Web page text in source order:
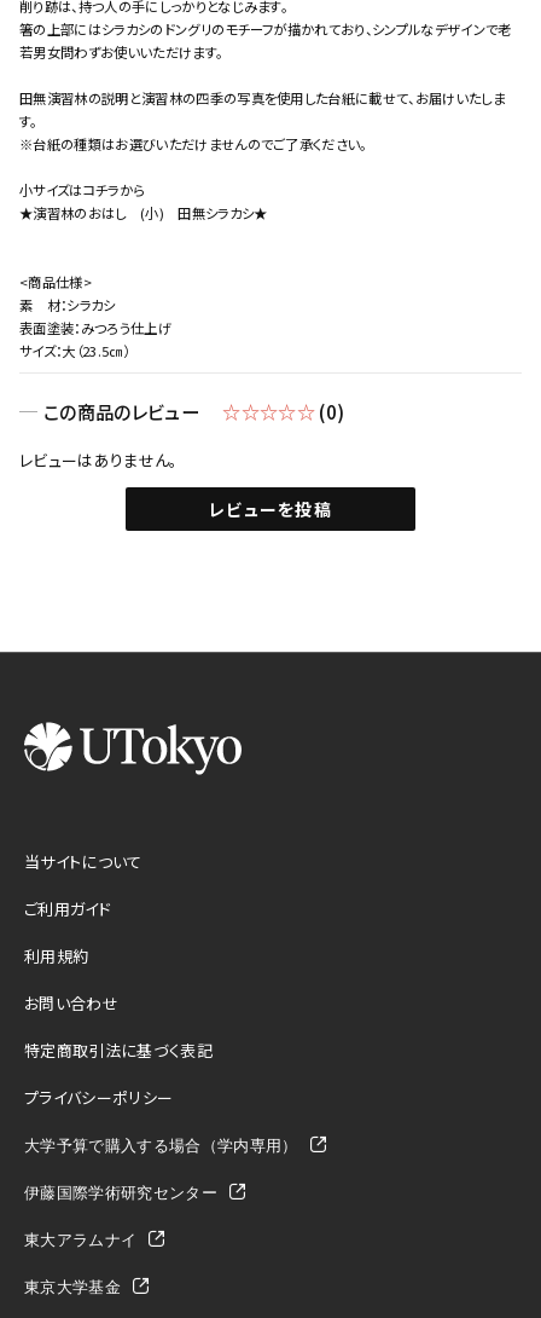
カートに追加しました。
削り跡は、持つ人の手にしっかりとなじみます。
箸の上部にはシラカシのドングリのモチーフが描かれており、シンプルなデザインで老
若男女問わずお使いいただけます。
田無演習林の説明と演習林の四季の写真を使用した台紙に載せて、お届けいたしま
す。
※台紙の種類はお選びいただけませんのでご了承ください。
小サイズはコチラから
★演習林のおはし (小) 田無シラカシ★
<商品仕様>
素 材：シラカシ
表面塗装：みつろう仕上げ
サイズ：大（23.5㎝）
この商品のレビュー ☆☆☆☆☆(0)
レビューはありません。
レビューを投稿
当サイトについて
ご利用ガイド
利用規約
お問い合わせ
特定商取引法に基づく表記
プライバシーポリシー
大学予算で購入する場合（学内専用）
伊藤国際学術研究センター
東大アラムナイ
東京大学基金